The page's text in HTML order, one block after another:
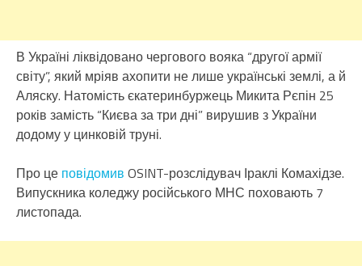
В Україні ліквідовано чергового вояка “другої армії
світу”, який мріяв ахопити не лише українські землі, а й
Аляску. Натомість єкатеринбуржець Микита Рєпін 25
років замість “Києва за три дні” вирушив з України
додому у цинковій труні.
Про це повідомив OSINT-розслідувач Іраклі Комахідзе.
Випускника коледжу російського МНС поховають 7
листопада.